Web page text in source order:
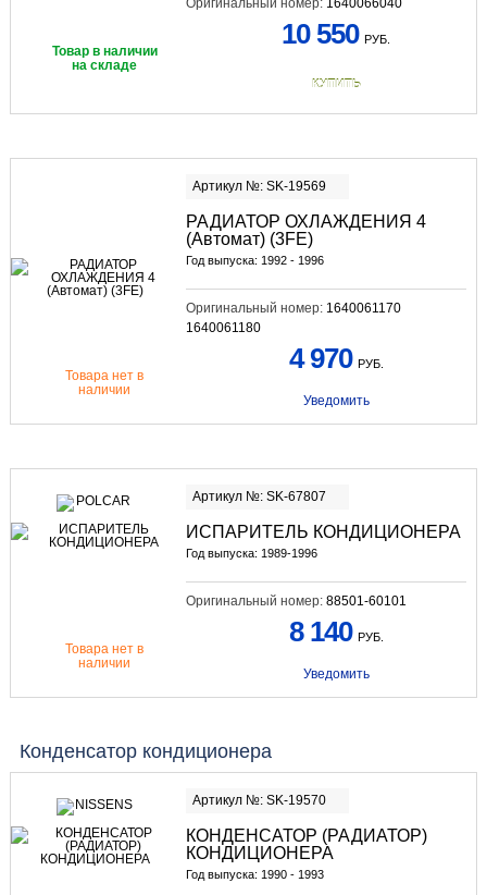
Оригинальный номер: 1640066040
Товар в наличии
на складе
10 550 РУБ.
КУПИТЬ
Артикул №: SK-19569
РАДИАТОР ОХЛАЖДЕНИЯ 4
(Автомат) (3FE)
Год выпуска: 1992 - 1996
Оригинальный номер: 1640061170
1640061180
Товара нет в
наличии
4 970 РУБ.
Уведомить
Артикул №: SK-67807
ИСПАРИТЕЛЬ КОНДИЦИОНЕРА
Год выпуска: 1989-1996
Оригинальный номер: 88501-60101
Товара нет в
наличии
8 140 РУБ.
Уведомить
Конденсатор кондиционера
Артикул №: SK-19570
КОНДЕНСАТОР (РАДИАТОР)
КОНДИЦИОНЕРА
Год выпуска: 1990 - 1993